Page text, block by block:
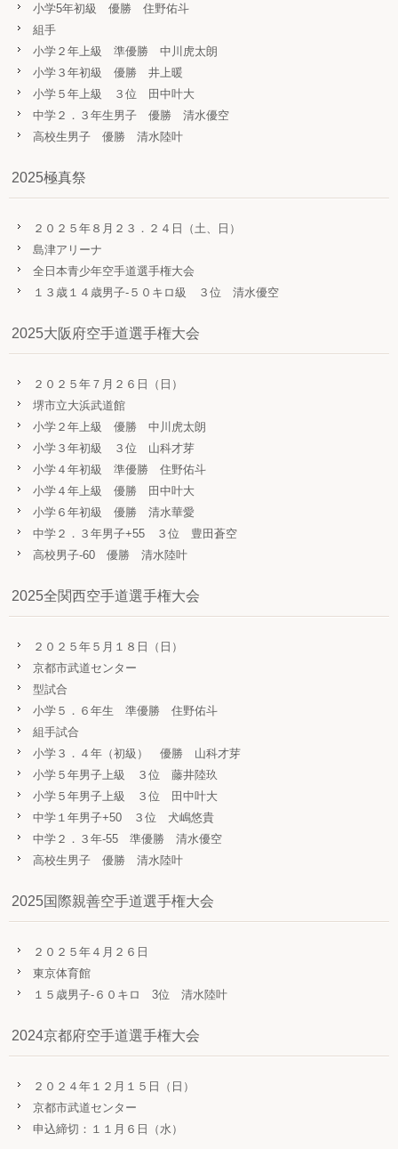
小学5年初級 優勝 住野佑斗
組手
小学２年上級 準優勝 中川虎太朗
小学３年初級 優勝 井上暖
小学５年上級 ３位 田中叶大
中学２．３年生男子 優勝 清水優空
高校生男子 優勝 清水陸叶
2025極真祭
２０２５年８月２３．２４日（土、日）
島津アリーナ
全日本青少年空手道選手権大会
１３歳１４歳男子-５０キロ級 ３位 清水優空
2025大阪府空手道選手権大会
２０２５年７月２６日（日）
堺市立大浜武道館
小学２年上級 優勝 中川虎太朗
小学３年初級 ３位 山科才芽
小学４年初級 準優勝 住野佑斗
小学４年上級 優勝 田中叶大
小学６年初級 優勝 清水華愛
中学２．３年男子+55 ３位 豊田蒼空
高校男子-60 優勝 清水陸叶
2025全関西空手道選手権大会
２０２５年５月１８日（日）
京都市武道センター
型試合
小学５．６年生 準優勝 住野佑斗
組手試合
小学３．４年（初級） 優勝 山科才芽
小学５年男子上級 ３位 藤井陸玖
小学５年男子上級 ３位 田中叶大
中学１年男子+50 ３位 犬嶋悠貴
中学２．３年-55 準優勝 清水優空
高校生男子 優勝 清水陸叶
2025国際親善空手道選手権大会
２０２５年４月２６日
東京体育館
１５歳男子-６０キロ 3位 清水陸叶
2024京都府空手道選手権大会
２０２４年１２月１５日（日）
京都市武道センター
申込締切：１１月６日（水）